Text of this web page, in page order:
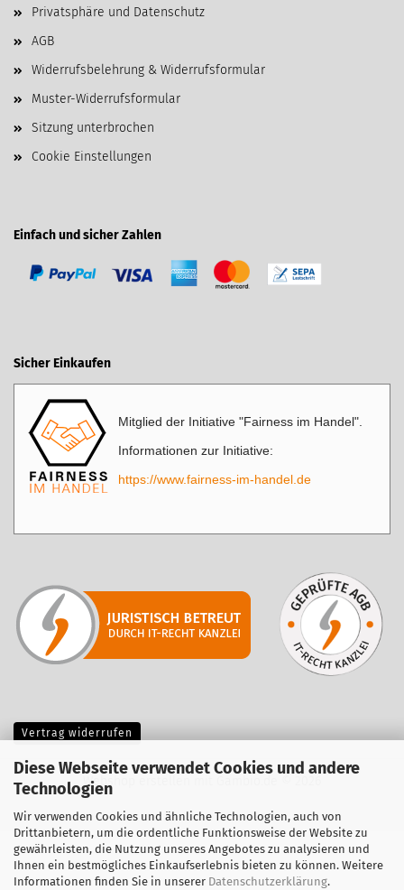
Diese Webseite verwendet Cookies und andere
Technologien
Wir verwenden Cookies und ähnliche Technologien, auch von
Drittanbietern, um die ordentliche Funktionsweise der Website zu
gewährleisten, die Nutzung unseres Angebotes zu analysieren und
Ihnen ein bestmögliches Einkaufserlebnis bieten zu können. Weitere
Informationen finden Sie in unserer Datenschutzerklärung.
Privatsphäre und Datenschutz
AGB
Widerrufsbelehrung & Widerrufsformular
Muster-Widerrufsformular
Sitzung unterbrochen
Cookie Einstellungen
Einfach und sicher Zahlen
Sicher Einkaufen
Mitglied der Initiative "Fairness im Handel".
Informationen zur Initiative:
https://www.fairness-im-handel.de
Vertrag widerrufen
Webshop erstellen